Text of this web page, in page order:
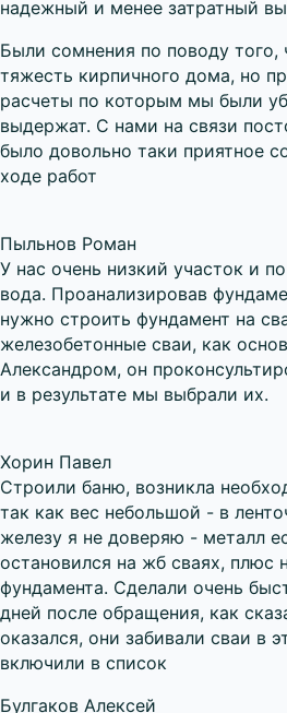
надежный и менее затратный
Были сомнения по поводу
тяжесть кирпичного дома, но
расчеты по которым мы были
выдержат. С нами на связи
было довольно таки приятное
ходе работ
Пыльнов Роман
У нас очень низкий участок и
вода. Проанализировав
нужно строить фундамент на
железобетонные сваи, как
Александром, он
и в результате мы выбрали их.
Хорин Павел
Строили баню, возникла
так как вес небольшой - в
железу я не доверяю - металл
остановился на жб сваях, плюс
фундамента. Сделали очень
дней после обращения, как
оказался, они забивали сваи в
включили в список
Булгаков Алексей